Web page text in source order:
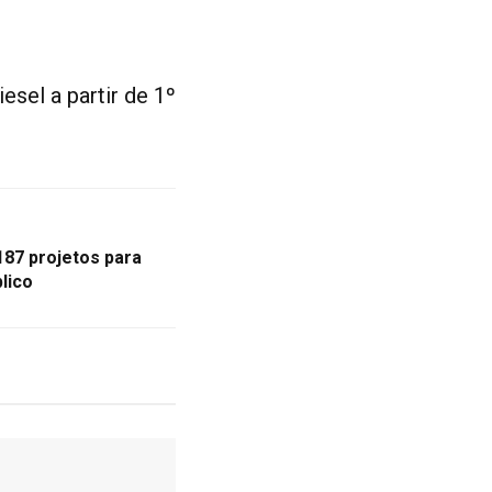
a partir de 1º
projetos para